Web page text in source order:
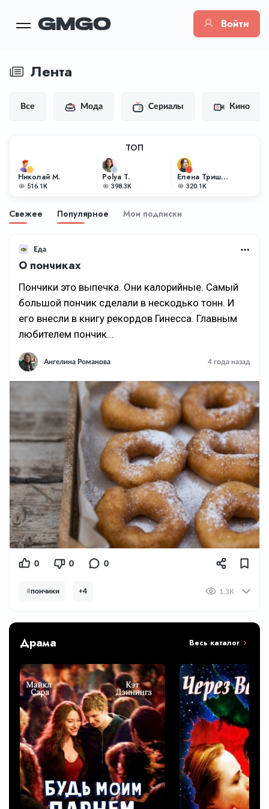
Войти
Лента
Все Мода Сериалы Кино
ТОП
Николай М.
516.1K
Polya T.
398.3K
Елена Тришкина
320.1K
Свежее Популярное Мои подписки
Еда
О пончиках
Пончики это выпечка. Они калорийные. Самый
большой пончик сделали в нескодько тонн. И
его внесли в книгу рекордов Гинесса. Главным
любителем пончик...
Ангелина Романова 4 года назад
0 0 0
#пончики +4 1.3K
Драма Весь каталог